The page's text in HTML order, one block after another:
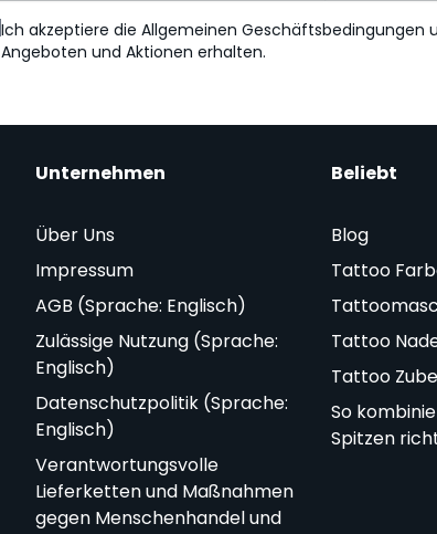
Ich akzeptiere die Allgemeinen Geschäftsbedingungen
Angeboten und Aktionen erhalten.
Unternehmen
Über Uns
Impressum
AGB (Sprache: Englisch)
Zulässige Nutzung (Sprache:
Englisch)
Datenschutzpolitik (Sprache:
Englisch)
Verantwortungsvolle
Lieferketten und Maßnahmen
gegen Menschenhandel und
Beliebt
Blog
Tattoo
Tattoo
Tattoo
So
Spitzen